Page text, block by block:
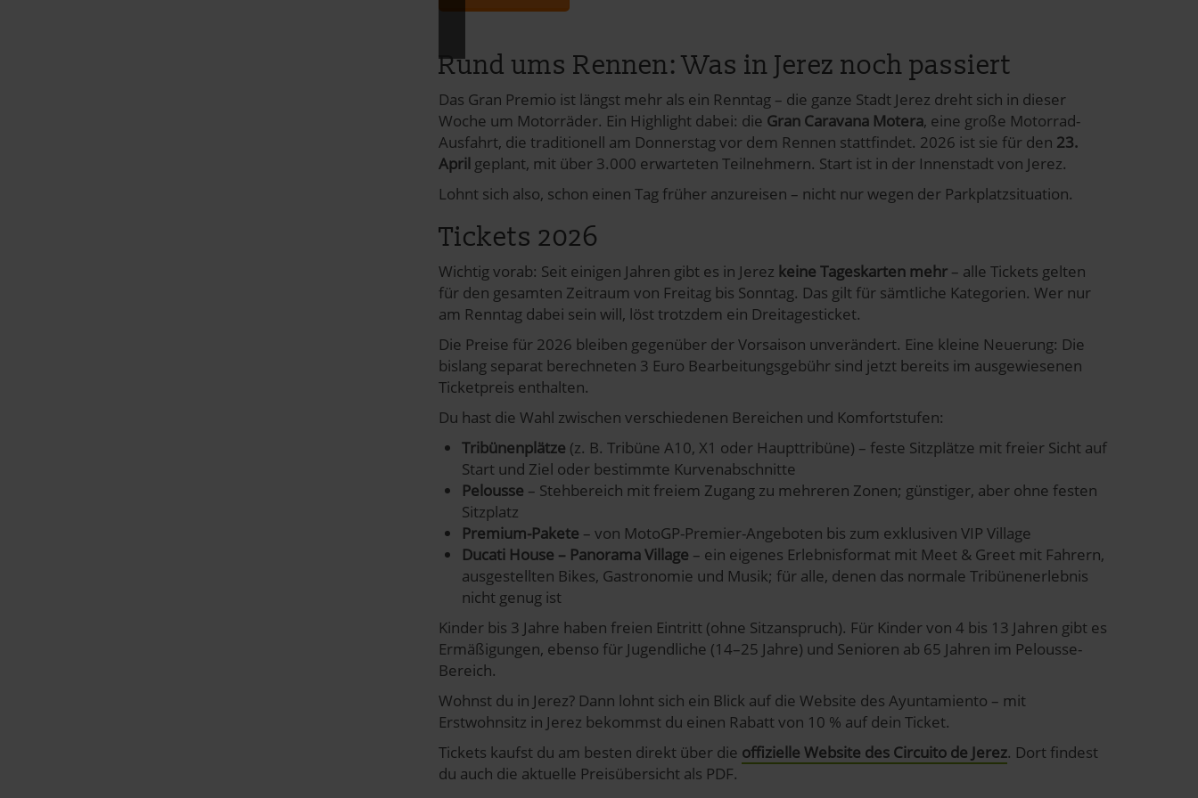
Rund ums Rennen: Was in Jerez noch passiert
Das Gran Premio ist längst mehr als ein Renntag – die ganze Stadt Jerez dreht sich in dieser
Woche um Motorräder. Ein Highlight dabei: die Gran Caravana Motera, eine große Motorrad-
Ausfahrt, die traditionell am Donnerstag vor dem Rennen stattfindet. 2026 ist sie für den 23.
April geplant, mit über 3.000 erwarteten Teilnehmern. Start ist in der Innenstadt von Jerez.
Lohnt sich also, schon einen Tag früher anzureisen – nicht nur wegen der Parkplatzsituation.
Tickets 2026
Wichtig vorab: Seit einigen Jahren gibt es in Jerez keine Tageskarten mehr – alle Tickets gelten
für den gesamten Zeitraum von Freitag bis Sonntag. Das gilt für sämtliche Kategorien. Wer nur
am Renntag dabei sein will, löst trotzdem ein Dreitagesticket.
Die Preise für 2026 bleiben gegenüber der Vorsaison unverändert. Eine kleine Neuerung: Die
bislang separat berechneten 3 Euro Bearbeitungsgebühr sind jetzt bereits im ausgewiesenen
Ticketpreis enthalten.
Du hast die Wahl zwischen verschiedenen Bereichen und Komfortstufen:
Tribünenplätze (z. B. Tribüne A10, X1 oder Haupttribüne) – feste Sitzplätze mit freier Sicht auf
Start und Ziel oder bestimmte Kurvenabschnitte
Pelousse – Stehbereich mit freiem Zugang zu mehreren Zonen; günstiger, aber ohne festen
Sitzplatz
Premium-Pakete – von MotoGP-Premier-Angeboten bis zum exklusiven VIP Village
Ducati House – Panorama Village – ein eigenes Erlebnisformat mit Meet & Greet mit Fahrern,
ausgestellten Bikes, Gastronomie und Musik; für alle, denen das normale Tribünenerlebnis
nicht genug ist
Kinder bis 3 Jahre haben freien Eintritt (ohne Sitzanspruch). Für Kinder von 4 bis 13 Jahren gibt es
Ermäßigungen, ebenso für Jugendliche (14–25 Jahre) und Senioren ab 65 Jahren im Pelousse-
Bereich.
Wohnst du in Jerez? Dann lohnt sich ein Blick auf die Website des Ayuntamiento – mit
Erstwohnsitz in Jerez bekommst du einen Rabatt von 10 % auf dein Ticket.
Tickets kaufst du am besten direkt über die offizielle Website des Circuito de Jerez. Dort findest
du auch die aktuelle Preisübersicht als PDF.